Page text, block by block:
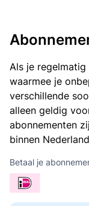
Als je regelmatig
waarmee je
verschillende
alleen geldig
abonnementen
binnen
Betaal je